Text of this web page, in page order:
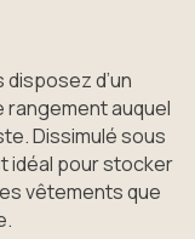
disposez d’un
rangement auquel
Dissimulé sous
idéal pour stocker
vêtements que